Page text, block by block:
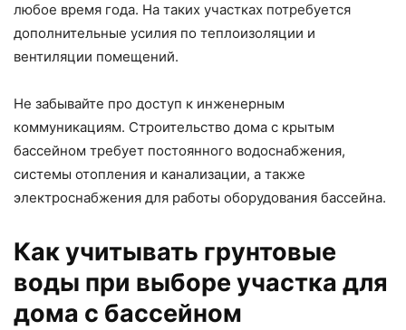
любое время года. На таких участках потребуется
дополнительные усилия по теплоизоляции и
вентиляции помещений.
Не забывайте про доступ к инженерным
коммуникациям. Строительство дома с крытым
бассейном требует постоянного водоснабжения,
системы отопления и канализации, а также
электроснабжения для работы оборудования бассейна.
Как учитывать грунтовые
воды при выборе участка для
дома с бассейном